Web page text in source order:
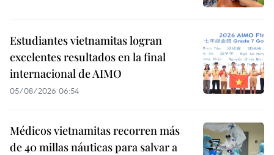
Estudiantes vietnamitas logran
excelentes resultados en la final
internacional de AIMO
05/08/2026 06:54
Médicos vietnamitas recorren más
de 40 millas náuticas para salvar a